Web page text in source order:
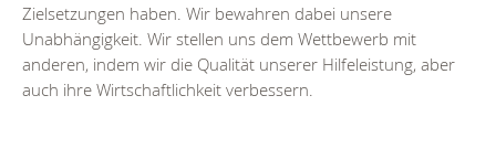
Zielsetzungen haben. Wir bewahren dabei unsere
Unabhängigkeit. Wir stellen uns dem Wettbewerb mit
anderen, indem wir die Qualität unserer Hilfeleistung, aber
auch ihre Wirtschaftlichkeit verbessern.